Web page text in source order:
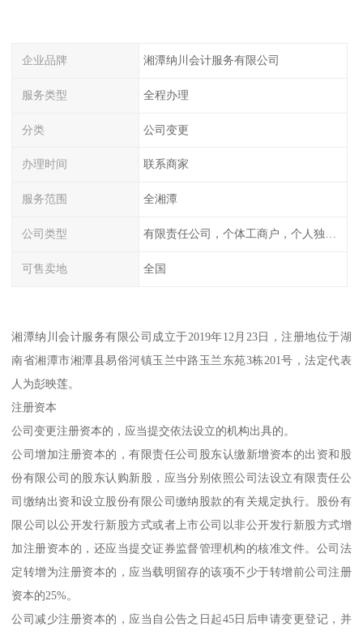
企业品牌 湘潭纳川会计服务有限公司
服务类型 全程办理
分类 公司变更
办理时间 联系商家
服务范围 全湘潭
公司类型
可售卖地 全国
湘潭纳川会计服务有限公司成立于2019年12月23日，注册地位于湖
南省湘潭市湘潭县易俗河镇玉兰中路玉兰东苑3栋201号，法定代表
人为彭映莲。
注册资本
公司变更注册资本的，应当提交依法设立的机构出具的。
公司增加注册资本的，有限责任公司股东认缴新增资本的出资和股
份有限公司的股东认购新股，应当分别依照公司法设立有限责任公
司缴纳出资和设立股份有限公司缴纳股款的有关规定执行。股份有
限公司以公开发行新股方式或者上市公司以非公开发行新股方式增
加注册资本的，还应当提交证券监督管理机构的核准文件。公司法
定转增为注册资本的，应当载明留存的该项不少于转增前公司注册
资本的25%。
公司减少注册资本的，应当自公告之日起45日后申请变更登记，并